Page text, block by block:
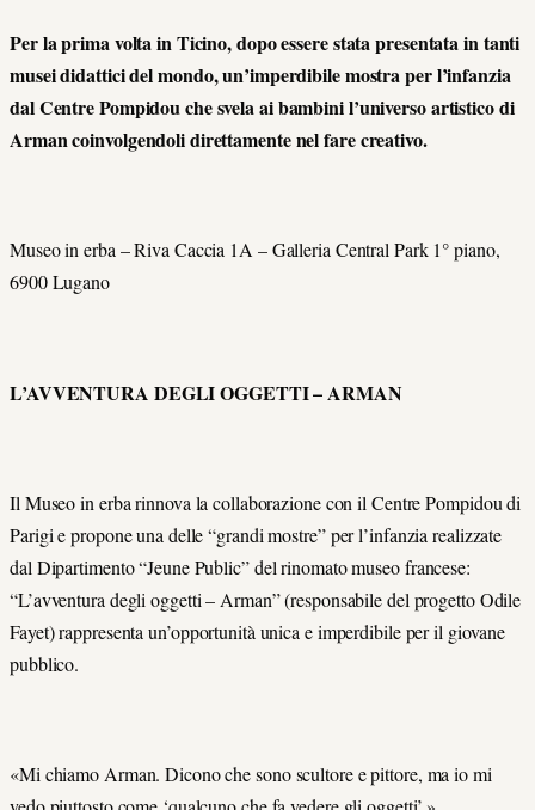
Per la prima volta in Ticino, dopo essere stata presentata in tanti
musei didattici del mondo, un’imperdibile mostra per l’infanzia
dal Centre Pompidou che svela ai bambini l’universo artistico di
Arman coinvolgendoli direttamente nel fare creativo.
Museo in erba – Riva Caccia 1A – Galleria Central Park 1° piano,
6900 Lugano
L’AVVENTURA DEGLI OGGETTI – ARMAN
Il Museo in erba rinnova la collaborazione con il Centre Pompidou di
Parigi e propone una delle “grandi mostre” per l’infanzia realizzate
dal Dipartimento “Jeune Public” del rinomato museo francese:
“L’avventura degli oggetti – Arman” (responsabile del progetto Odile
Fayet) rappresenta un’opportunità unica e imperdibile per il giovane
pubblico.
«Mi chiamo Arman. Dicono che sono scultore e pittore, ma io mi